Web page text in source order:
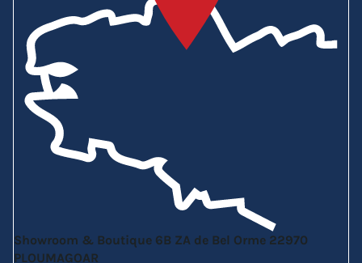
Showroom & Boutique 6B ZA de Bel Orme 22970
PLOUMAGOAR